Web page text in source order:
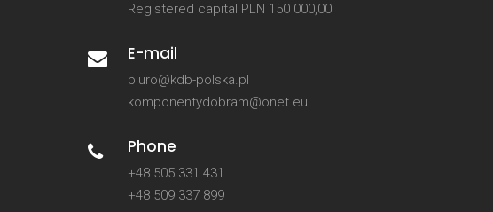
Registered capital PLN 150 000,00
E-mail
biuro@kdb-polska.pl
komponentydobram@onet.eu
Phone
+48 505 331 431
+48 509 337 899